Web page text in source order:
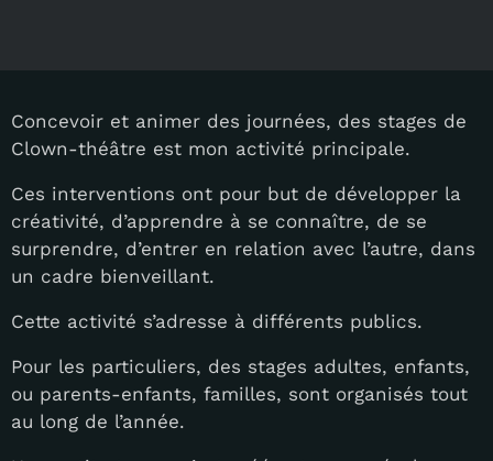
Concevoir et animer des journées, des stages de
Clown-théâtre est mon activité principale.
Ces interventions ont pour but de développer la
créativité, d’apprendre à se connaître, de se
surprendre, d’entrer en relation avec l’autre, dans
un cadre bienveillant.
Cette activité s’adresse à différents publics.
Pour les particuliers, des stages adultes, enfants,
ou parents-enfants, familles, sont organisés tout
au long de l’année.